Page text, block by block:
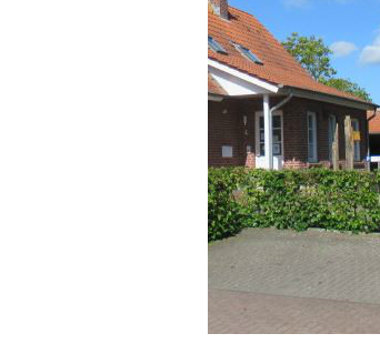
Notdienst
Jobs & Praktikum